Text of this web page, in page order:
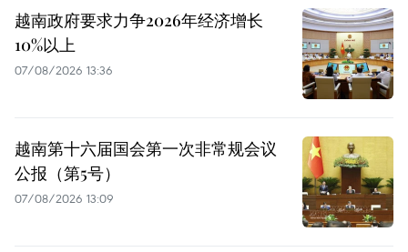
越南政府要求力争2026年经济增长
10%以上
07/08/2026 13:36
越南第十六届国会第一次非常规会议
公报（第5号）
07/08/2026 13:09